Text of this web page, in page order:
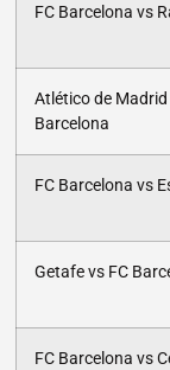
FC Barcelona vs
Atlético de Madrid
Barcelona
FC Barcelona vs
Getafe vs FC
FC Barcelona vs